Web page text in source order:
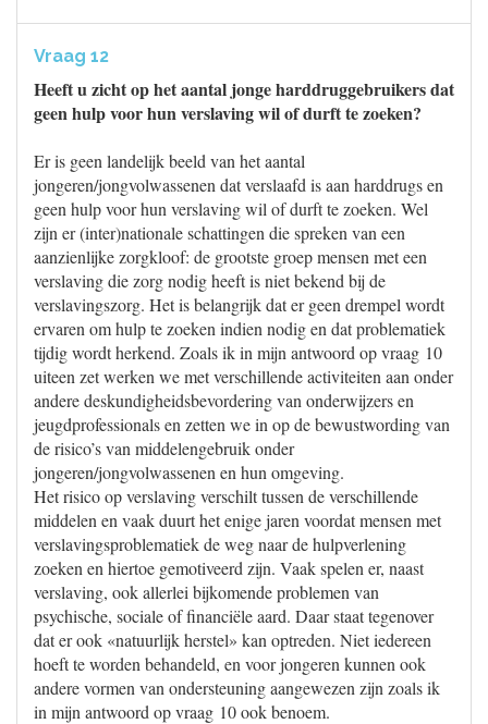
Vraag 12
Heeft u zicht op het aantal jonge harddruggebruikers dat
geen hulp voor hun verslaving wil of durft te zoeken?
Er is geen landelijk beeld van het aantal
jongeren/jongvolwassenen dat verslaafd is aan harddrugs en
geen hulp voor hun verslaving wil of durft te zoeken. Wel
zijn er (inter)nationale schattingen die spreken van een
aanzienlijke zorgkloof: de grootste groep mensen met een
verslaving die zorg nodig heeft is niet bekend bij de
verslavingszorg. Het is belangrijk dat er geen drempel wordt
ervaren om hulp te zoeken indien nodig en dat problematiek
tijdig wordt herkend. Zoals ik in mijn antwoord op vraag 10
uiteen zet werken we met verschillende activiteiten aan onder
andere deskundigheidsbevordering van onderwijzers en
jeugdprofessionals en zetten we in op de bewustwording van
de risico’s van middelengebruik onder
jongeren/jongvolwassenen en hun omgeving.
Het risico op verslaving verschilt tussen de verschillende
middelen en vaak duurt het enige jaren voordat mensen met
verslavingsproblematiek de weg naar de hulpverlening
zoeken en hiertoe gemotiveerd zijn. Vaak spelen er, naast
verslaving, ook allerlei bijkomende problemen van
psychische, sociale of financiële aard. Daar staat tegenover
dat er ook «natuurlijk herstel» kan optreden. Niet iedereen
hoeft te worden behandeld, en voor jongeren kunnen ook
andere vormen van ondersteuning aangewezen zijn zoals ik
in mijn antwoord op vraag 10 ook benoem.